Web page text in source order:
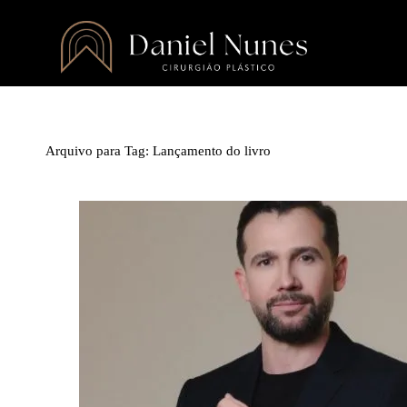
Arquivo para Tag: Lançamento do livro